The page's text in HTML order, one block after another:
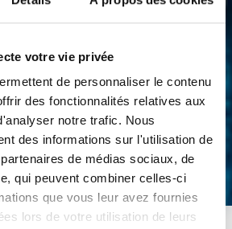
votre vie privée
de personnaliser le contenu
des fonctionnalités relatives aux
notre trafic. Nous
des informations sur l'utilisation de
de médias sociaux, de
qui peuvent combiner celles-ci
que vous leur avez fournies
lors de votre utilisation de leurs
les actualités
amis